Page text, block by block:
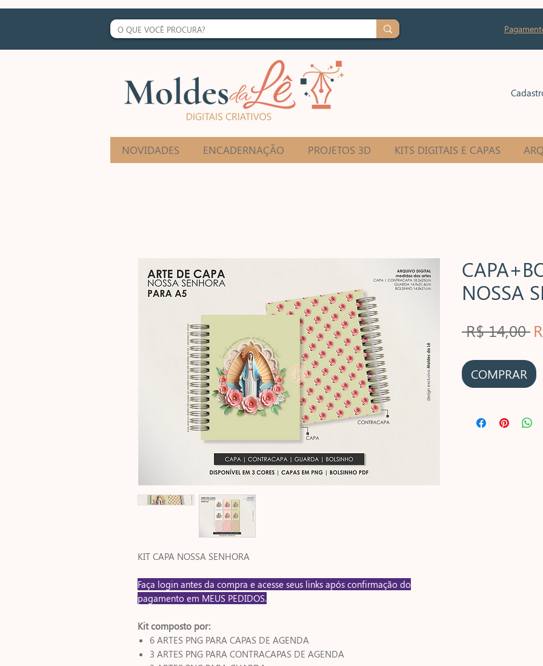
NOVIDADES ENCADERNAÇÃO PROJETOS 3D KITS DIGITAIS E CAPAS
KIT CAPA NOSSA SENHORA
Faça login antes da compra e acesse seus links após confirmação do
pagamento em MEUS PEDIDOS.
Kit composto por:
6 ARTES PNG PARA CAPAS DE AGENDA
3 ARTES PNG PARA CONTRACAPAS DE AGENDA
NOSSA
R$ 14,00
COMPRAR